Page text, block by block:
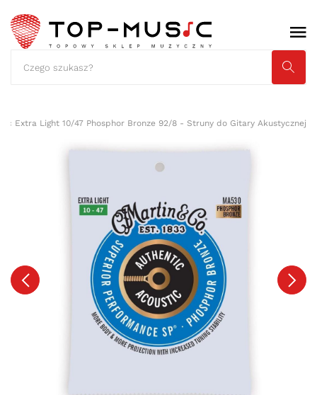
Extra Light 10/47 Phosphor Bronze 92/8 - Struny do Gitary Akustycznej